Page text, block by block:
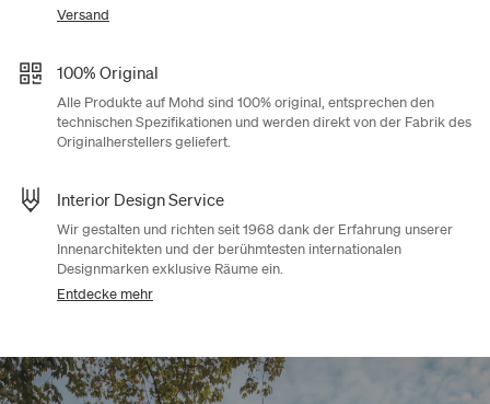
Versand
100% Original
Alle Produkte auf Mohd sind 100% original, entsprechen den
technischen Spezifikationen und werden direkt von der Fabrik des
Originalherstellers geliefert.
Interior Design Service
Wir gestalten und richten seit 1968 dank der Erfahrung unserer
Innenarchitekten und der berühmtesten internationalen
Designmarken exklusive Räume ein.
Entdecke mehr